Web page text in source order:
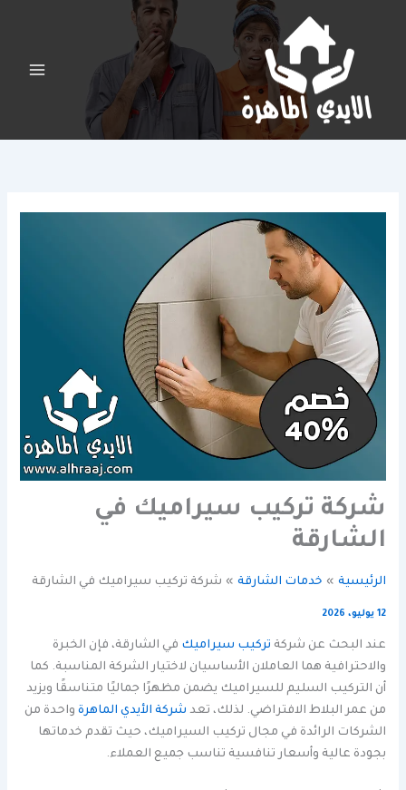
شركة تركيب سيراميك في
الشارقة
الرئيسية خدمات الشارقة شركة تركيب سيراميك في الشارقة
12 يوليو، 2026
عند البحث عن شركة تركيب سيراميك في الشارقة، فإن الخبرة
والاحترافية هما العاملان الأساسيان لاختيار الشركة المناسبة. كما
أن التركيب السليم للسيراميك يضمن مظهرًا جماليًا متناسقًا ويزيد
من عمر البلاط الافتراضي. لذلك، تعد شركة الأيدي الماهرة واحدة من
الشركات الرائدة في مجال تركيب السيراميك، حيث تقدم خدماتها
بجودة عالية وأسعار تنافسية تناسب جميع العملاء.